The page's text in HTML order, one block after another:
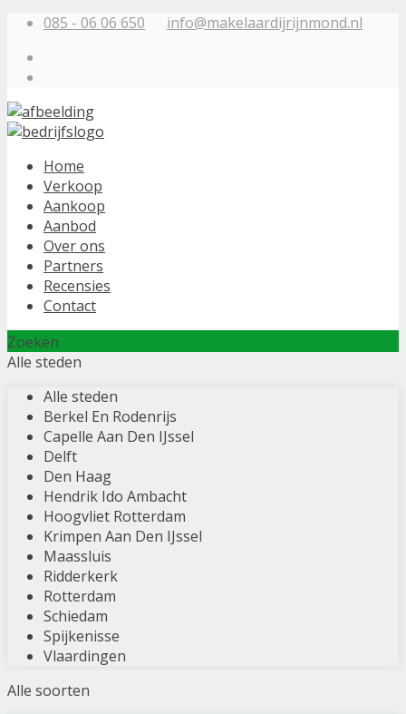
085 - 06 06 650
info@makelaardijrijnmond.nl
Home
Verkoop
Aankoop
Aanbod
Over ons
Partners
Recensies
Contact
Zoeken
Alle steden
Alle steden
Berkel En Rodenrijs
Capelle Aan Den IJssel
Delft
Den Haag
Hendrik Ido Ambacht
Hoogvliet Rotterdam
Krimpen Aan Den IJssel
Maassluis
Ridderkerk
Rotterdam
Schiedam
Spijkenisse
Vlaardingen
Alle soorten